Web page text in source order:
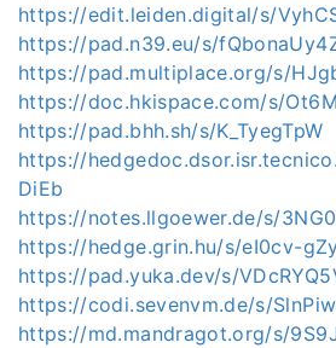
https://edit.leiden.digital/s/
https://pad.n39.eu/s/
https://pad.multiplace.org/s/
https://doc.hkispace.com/s/
https://pad.bhh.sh/s/K_TyegTpW
https://
DiEb
https://notes.llgoewer.de/s/
https://hedge.grin.hu/s/eI0cv-
https://pad.yuka.dev/s/
https://codi.sevenvm.de/s/
https://md.mandragot.org/s/